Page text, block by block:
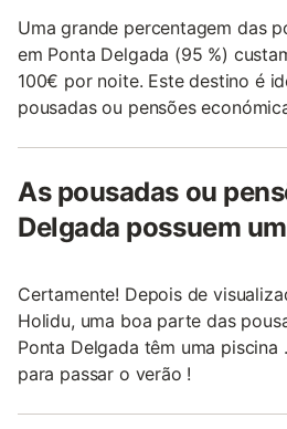
Uma grande percentagem das
em Ponta Delgada (95 %)
100€ por noite. Este destino é
pousadas ou pensões
As pousadas ou
Delgada possuem
Certamente! Depois de
Holidu, uma boa parte das
Ponta Delgada têm uma
para passar o verão !